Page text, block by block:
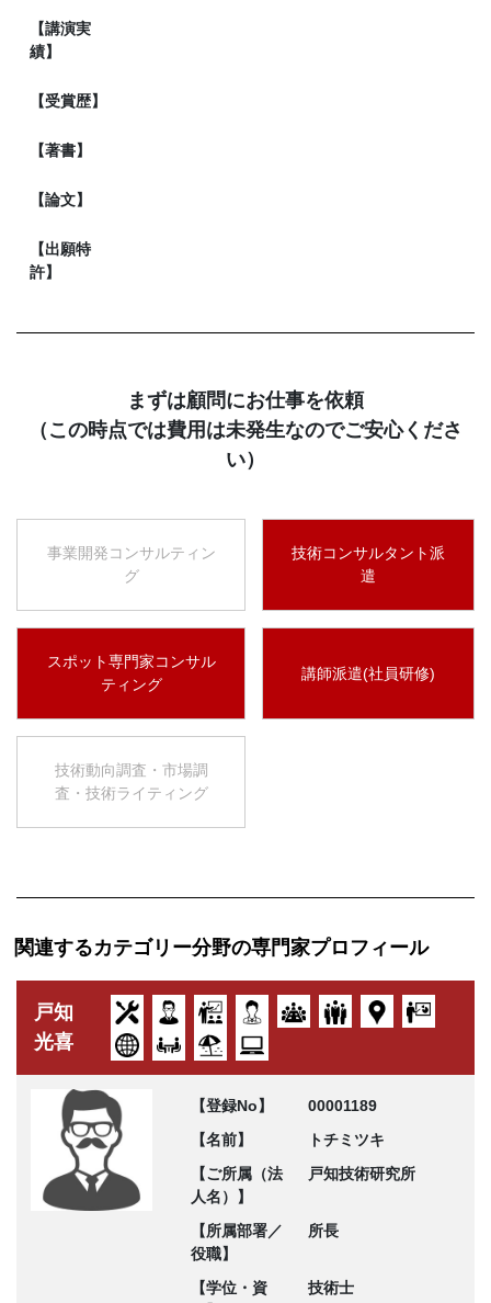
【講演実
績】
【受賞歴】
【著書】
【論文】
【出願特
許】
まずは顧問にお仕事を依頼
（この時点では費用は未発生なのでご安心くださ
い）
事業開発コンサルティン
グ
技術コンサルタント派
遣
スポット専門家コンサル
ティング
講師派遣(社員研修)
技術動向調査・市場調
査・技術ライティング
関連するカテゴリー分野の専門家プロフィール
戸知
光喜
【登録No】
00001189
【名前】
トチミツキ
【ご所属（法
人名）】
戸知技術研究所
【所属部署／
役職】
所長
【学位・資
技術士